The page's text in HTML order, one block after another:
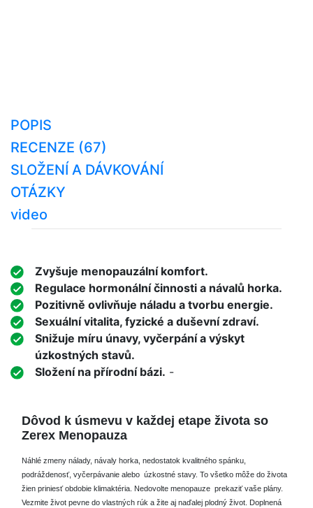
POPIS
RECENZE (67)
SLOŽENÍ A DÁVKOVÁNÍ
OTÁZKY
video
Zvyšuje menopauzální komfort.
Regulace hormonální činnosti a návalů horka.
Pozitivně ovlivňuje náladu a tvorbu energie.
Sexuální vitalita, fyzické a duševní zdraví.
Snižuje míru únavy, vyčerpání a výskyt
úzkostných stavů.
Složení na přírodní bázi. -
Dôvod k úsmevu v každej etape života so
Zerex Menopauza
Náhlé zmeny nálady, návaly horka, nedostatok kvalitného spánku,
podráždenosť, vyčerpávanie alebo úzkostné stavy. To všetko môže do života
žien priniesť obdobie klimaktéria. Nedovolte menopauze prekaziť vaše plány.
Vezmite život pevne do vlastných rúk a žite aj naďalej plodný život. Doplnená